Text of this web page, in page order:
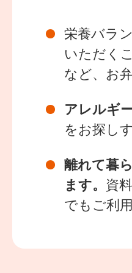
栄養バラ
いただく
など、お
アレルギ
をお探し
離れて暮
ます。 資
でもご利